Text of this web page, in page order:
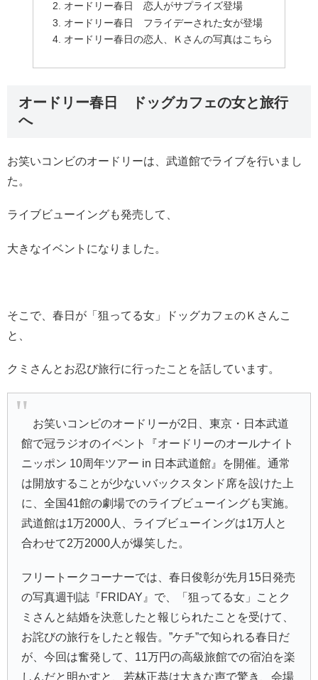
オードリー春日 恋人がサプライズ登場
オードリー春日 フライデーされた女が登場
オードリー春日の恋人、Ｋさんの写真はこちら
オードリー春日 ドッグカフェの女と旅行
へ
お笑いコンビのオードリーは、武道館でライブを行いまし
た。
ライブビューイングも発売して、
大きなイベントになりました。
そこで、春日が「狙ってる女」ドッグカフェのＫさんこ
と、
クミさんとお忍び旅行に行ったことを話しています。
お笑いコンビのオードリーが2日、東京・日本武道
館で冠ラジオのイベント『 オードリーのオールナイト
ニッポン 10周年ツアー in 日本武道館』を開催。通常
は開放することが少ないバックスタンド席を設けた上
に、全国41館の劇場でのライブビューイングも実施。
武道館は1万2000人、ライブビューイングは1万人と
合わせて2万2000人が爆笑した。
フリートークコーナーでは、春日俊彰が先月15日発売
の写真週刊誌『FRIDAY』で、「狙ってる女」ことク
ミさんと結婚を決意したと報じられたことを受けて、
お詫びの旅行をしたと報告。”ケチ”で知られる春日だ
が、今回は奮発して、11万円の高級旅館での宿泊を楽
しんだと明かすと、 若林正恭は大きな声で驚き、会場